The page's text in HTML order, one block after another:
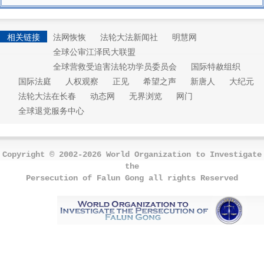
相关链接 法网恢恢 法轮大法新闻社
明慧网
全球公审江泽民大联盟
全球营救受迫害法轮功学员委员会
国际特赦组织
国际法庭
人权观察 正见 希望之声 新唐人
大纪元
法轮大法在长春
动态网 无界浏览
网门
全球退党服务中心
Copyright © 2002-2026 World Organization to Investigate
the
Persecution of Falun Gong all rights Reserved